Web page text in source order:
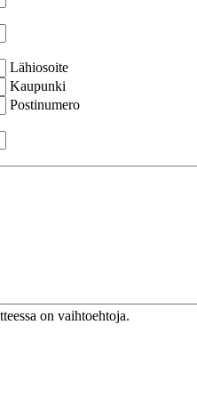
Lähiosoite
Kaupunki
Postinumero
on vaihtoehtoja.